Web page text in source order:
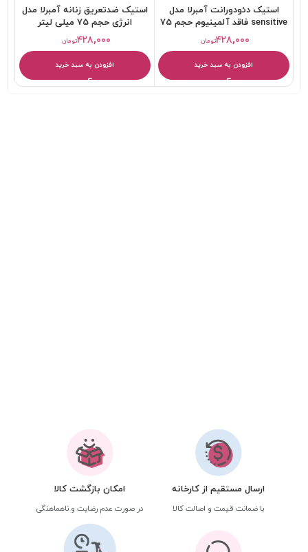
استیک دئودورانت آمبرلا مدل
sensitive فاقد آلمینیوم حجم 75
میلی لیترتومان۴۲۸,۰۰۰
افزودن به سبد خرید
استیک ضدتعریق زنانه آمبرلا مدل
انرژی حجم 75 میلی لیتر
تومان۴۲۸,۰۰۰
افزودن به سبد خرید
ارسال مستقیم از کارخانه
با ضمانت قیمت و اصالت کالا
امکان بازگشت کالا
در صورت عدم رضایت و ناهماهنگی